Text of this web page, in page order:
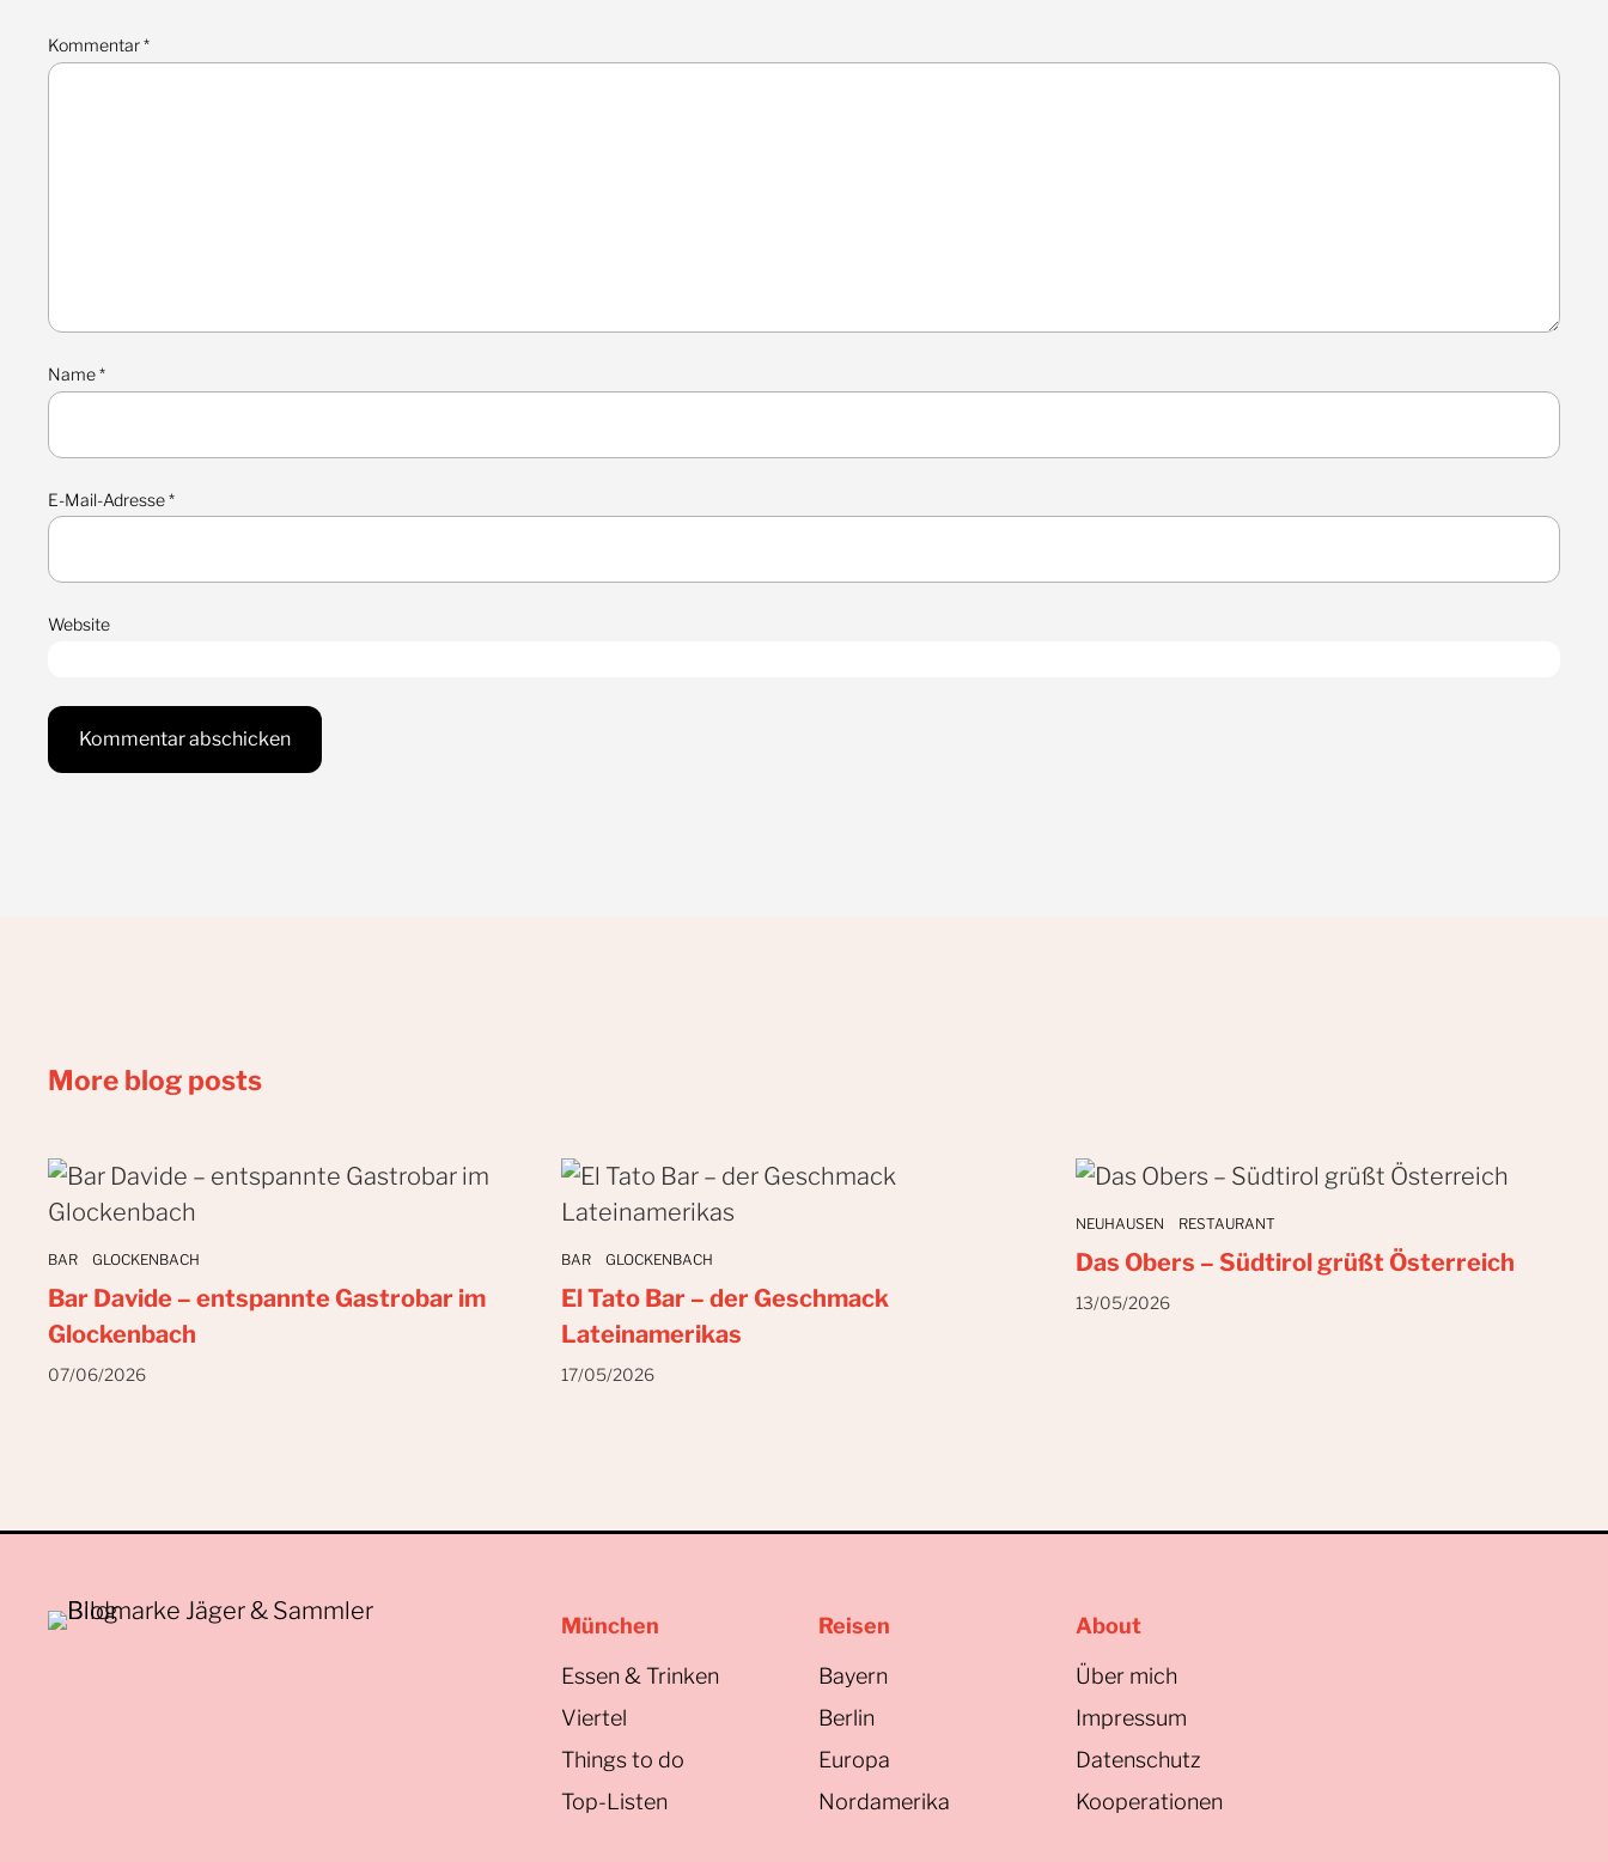
Kommentar*
Name*
E-Mail-Adresse*
Website
More blog posts
BAR GLOCKENBACH
Bar Davide – entspannte Gastrobar im
Glockenbach
07/06/2026
BAR GLOCKENBACH
El Tato Bar – der Geschmack
Lateinamerikas
17/05/2026
NEUHAUSEN RESTAURANT
Das Obers – Südtirol grüßt Österreich
13/05/2026
München
Essen & Trinken
Viertel
Things to do
Top-Listen
Reisen
Bayern
Berlin
Europa
Nordamerika
About
Über mich
Impressum
Datenschutz
Kooperationen